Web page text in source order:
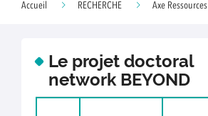
Accueil RECHERCHE Axe Ressources
Le projet doctoral
network BEYOND